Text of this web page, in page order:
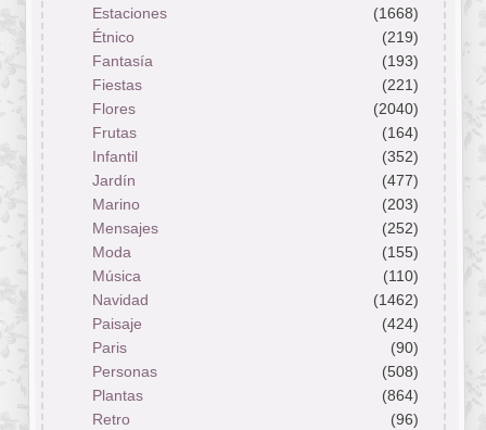
Estaciones
(1668)
Étnico
(219)
Fantasía
(193)
Fiestas
(221)
Flores
(2040)
Frutas
(164)
Infantil
(352)
Jardín
(477)
Marino
(203)
Mensajes
(252)
Moda
(155)
Música
(110)
Navidad
(1462)
Paisaje
(424)
Paris
(90)
Personas
(508)
Plantas
(864)
Retro
(96)